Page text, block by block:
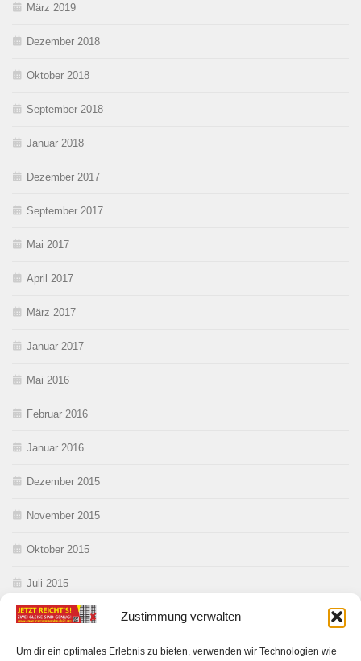
Zustimmung verwalten
Um dir ein optimales Erlebnis zu bieten, verwenden wir Technologien wie
März 2019
Dezember 2018
Oktober 2018
September 2018
Januar 2018
Dezember 2017
September 2017
Mai 2017
April 2017
März 2017
Januar 2017
Mai 2016
Februar 2016
Januar 2016
Dezember 2015
November 2015
Oktober 2015
Juli 2015
Juni 2015
Mai 2015